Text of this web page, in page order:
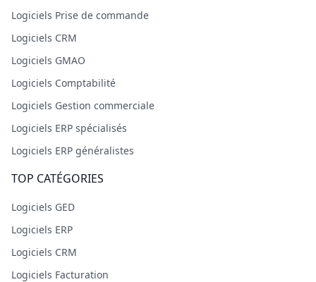
Logiciels Prise de commande
Logiciels CRM
Logiciels GMAO
Logiciels Comptabilité
Logiciels Gestion commerciale
Logiciels ERP spécialisés
Logiciels ERP généralistes
TOP CATÉGORIES
Logiciels GED
Logiciels ERP
Logiciels CRM
Logiciels Facturation